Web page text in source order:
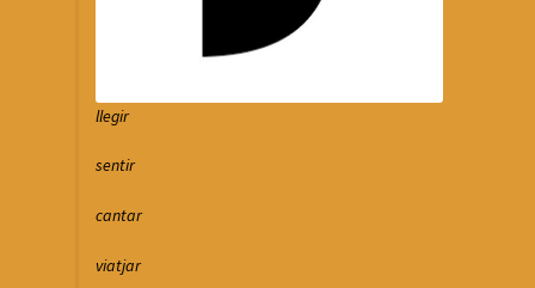
llegir
sentir
cantar
viatjar